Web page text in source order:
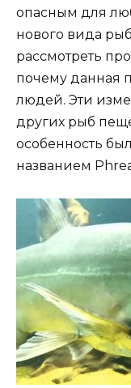
опасным для
нового вида
рассмотреть
почему данная
людей. Эти
других рыб
особенность
названием